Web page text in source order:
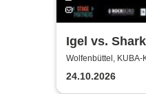
Igel vs. Shark
Wolfenbüttel, KUBA-
24.10.2026